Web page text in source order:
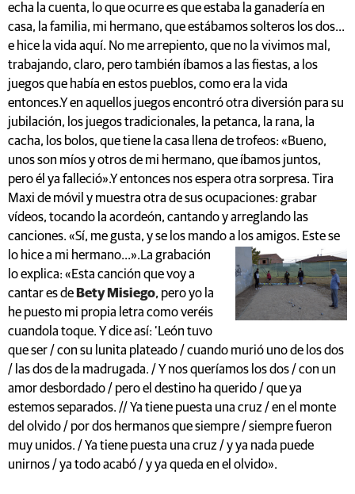
echa la cuenta, lo que ocurre es que estaba la ganadería en
casa, la familia, mi hermano, que estábamos solteros los dos...
e hice la vida aquí. No me arrepiento, que no la vivimos mal,
trabajando, claro, pero también íbamos a las fiestas, a los
juegos que había en estos pueblos, como era la vida
entonces.Y en aquellos juegos encontró otra diversión para su
jubilación, los juegos tradicionales, la petanca, la rana, la
cacha, los bolos, que tiene la casa llena de trofeos: «Bueno,
unos son míos y otros de mi hermano, que íbamos juntos,
pero él ya falleció».Y entonces nos espera otra sorpresa. Tira
Maxi de móvil y muestra otra de sus ocupaciones: grabar
vídeos, tocando la acordeón, cantando y arreglando las
canciones. «Sí, me gusta, y se los mando a los amigos. Este se
lo hice a mi hermano...».La grabación
lo explica: «Esta canción que voy a
cantar es de Bety Misiego, pero yo la
he puesto mi propia letra como veréis
cuandola toque. Y dice así: ‘León tuvo
que ser / con su lunita plateado / cuando murió uno de los dos
/ las dos de la madrugada. / Y nos queríamos los dos / con un
amor desbordado / pero el destino ha querido / que ya
estemos separados. // Ya tiene puesta una cruz / en el monte
del olvido / por dos hermanos que siempre / siempre fueron
muy unidos. / Ya tiene puesta una cruz / y ya nada puede
unirnos / ya todo acabó / y ya queda en el olvido».